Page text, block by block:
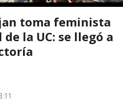
toma feminista
la UC: se llegó a